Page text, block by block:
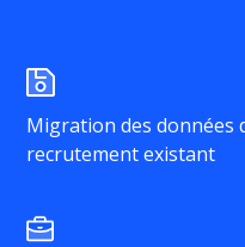
Migration des données
recrutement existant